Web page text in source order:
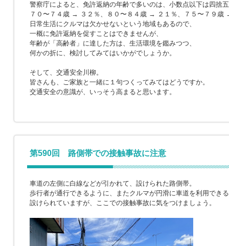
警察庁によると、免許返納の年齢で多いのは、小数点以下は四捨
７０〜７４歳 → ３２％、８０〜８４歳 → ２１％、７５〜７９歳
日常生活にクルマは欠かせないという地域もあるので、
一概に免許返納を促すことはできませんが、
年齢が「高齢者」に達した方は、生活環境を鑑みつつ、
何かの折に、検討してみてはいかがでしょうか。
そして、交通安全川柳。
皆さんも、ご家族と一緒に１句つくってみてはどうですか。
交通安全の意識が、いっそう高まると思います。
第590回 路側帯での接触事故に注意
車道の左側に白線などが引かれて、設けられた路側帯。
歩行者が通行できるように、またクルマが円滑に車道を利用でき
設けられていますが、ここでの接触事故に気をつけましょう。